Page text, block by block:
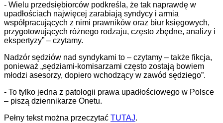
- Wielu przedsiębiorców podkreśla, że tak naprawdę w
upadłościach najwięcej zarabiają syndycy i armia
współpracujących z nimi prawników oraz biur księgowych,
przygotowujących różnego rodzaju, często zbędne, analizy i
ekspertyzy” – czytamy.
Nadzór sędziów nad syndykami to – czytamy – także fikcja,
ponieważ „sędziami-komisarzami często zostają bowiem
młodzi asesorzy, dopiero wchodzący w zawód sędziego”.
- To tylko jedna z patologii prawa upadłościowego w Polsce
– piszą dziennikarze Onetu.
Pełny tekst można przeczytać TUTAJ.